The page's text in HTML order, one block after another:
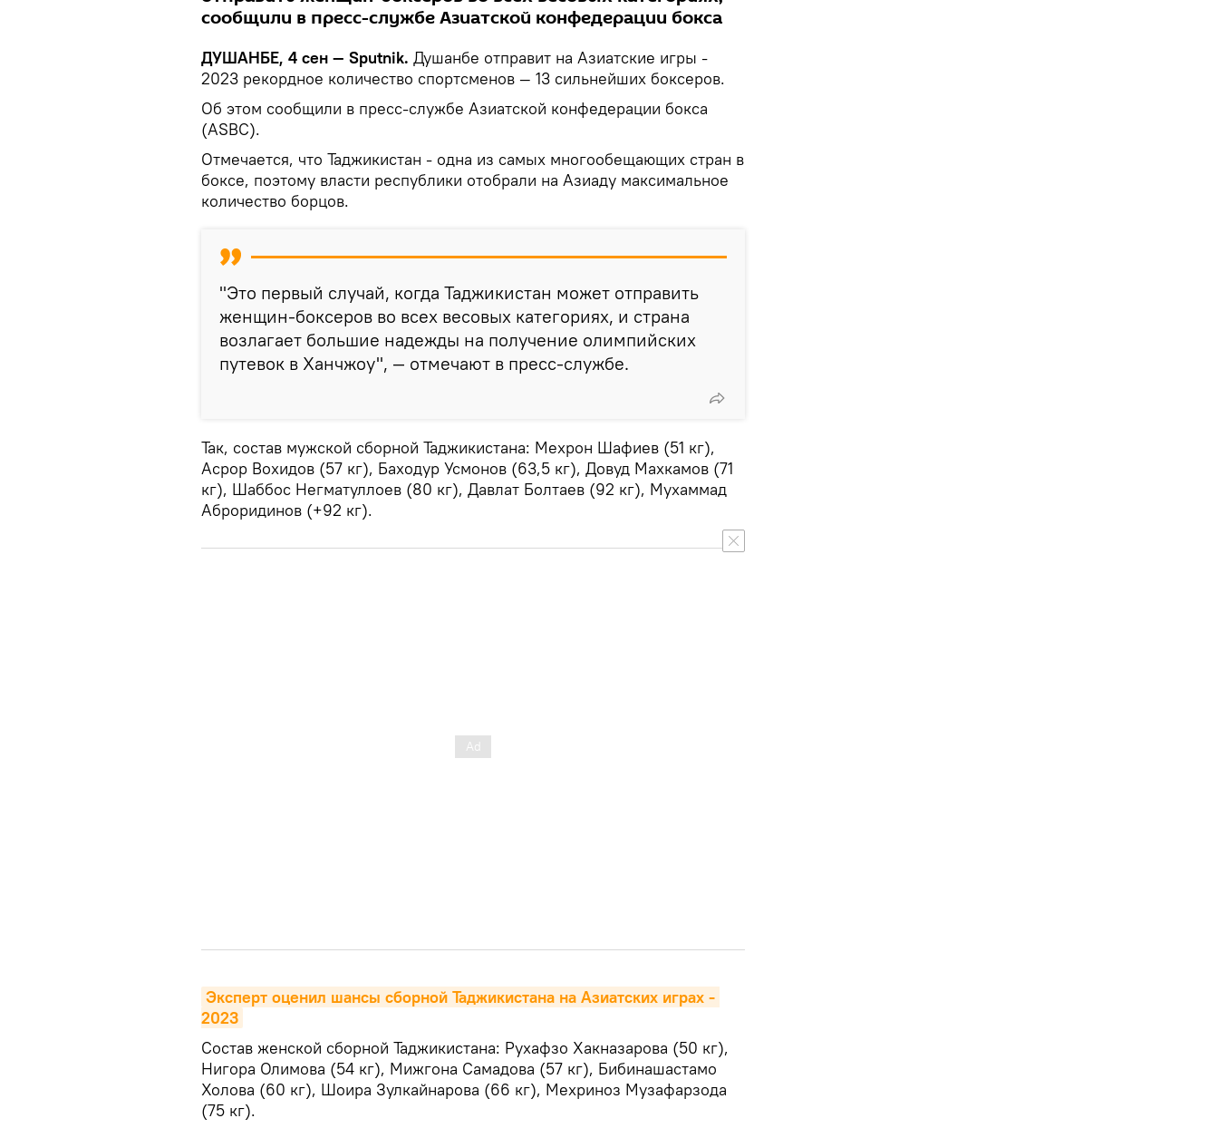
сообщили в пресс-службе Азиатской конфедерации бокса
ДУШАНБЕ, 4 сен — Sputnik. Душанбе отправит на Азиатские игры -
2023 рекордное количество спортсменов — 13 сильнейших боксеров.
Об этом сообщили в пресс-службе Азиатской конфедерации бокса
(ASBC).
Отмечается, что Таджикистан - одна из самых многообещающих стран в
боксе, поэтому власти республики отобрали на Азиаду максимальное
количество борцов.
"Это первый случай, когда Таджикистан может отправить
женщин-боксеров во всех весовых категориях, и страна
возлагает большие надежды на получение олимпийских
путевок в Ханчжоу", — отмечают в пресс-службе.
Так, состав мужской сборной Таджикистана: Мехрон Шафиев (51 кг),
Асрор Вохидов (57 кг), Баходур Усмонов (63,5 кг), Довуд Махкамов (71
кг), Шаббос Негматуллоев (80 кг), Давлат Болтаев (92 кг), Мухаммад
Аброридинов (+92 кг).
Эксперт оценил шансы сборной Таджикистана на Азиатских играх -
2023
Состав женской сборной Таджикистана: Рухафзо Хакназарова (50 кг),
Нигора Олимова (54 кг), Мижгона Самадова (57 кг), Бибинашастамо
Холова (60 кг), Шоира Зулкайнарова (66 кг), Мехриноз Музафарзода
(75 кг).